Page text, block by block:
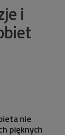
i
nie
pięknych